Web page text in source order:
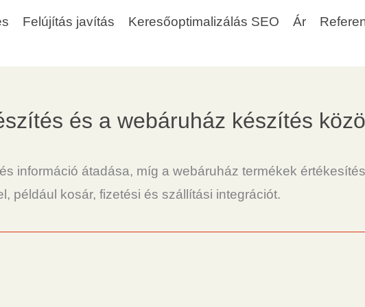
Felújítás javítás Keresőoptimalizálás SEO Ár
és a webáruház készítés
információ átadása, míg a webáruház termékek
például kosár, fizetési és szállítási integrációt.